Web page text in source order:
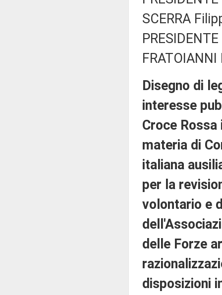
SCERRA
Disegno di
interesse
Croce
materia di
italiana
per la
volontario e
delle Forze
disposizioni